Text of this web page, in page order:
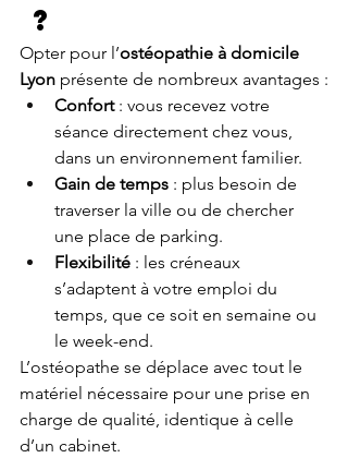
?
Opter pour l’ostéopathie à domicile
Lyon présente de nombreux avantages :
Confort : vous recevez votre
séance directement chez vous,
dans un environnement familier.
Gain de temps : plus besoin de
traverser la ville ou de chercher
une place de parking.
Flexibilité : les créneaux
s’adaptent à votre emploi du
temps, que ce soit en semaine ou
le week-end.
L’ostéopathe se déplace avec tout le
matériel nécessaire pour une prise en
charge de qualité, identique à celle
d’un cabinet.